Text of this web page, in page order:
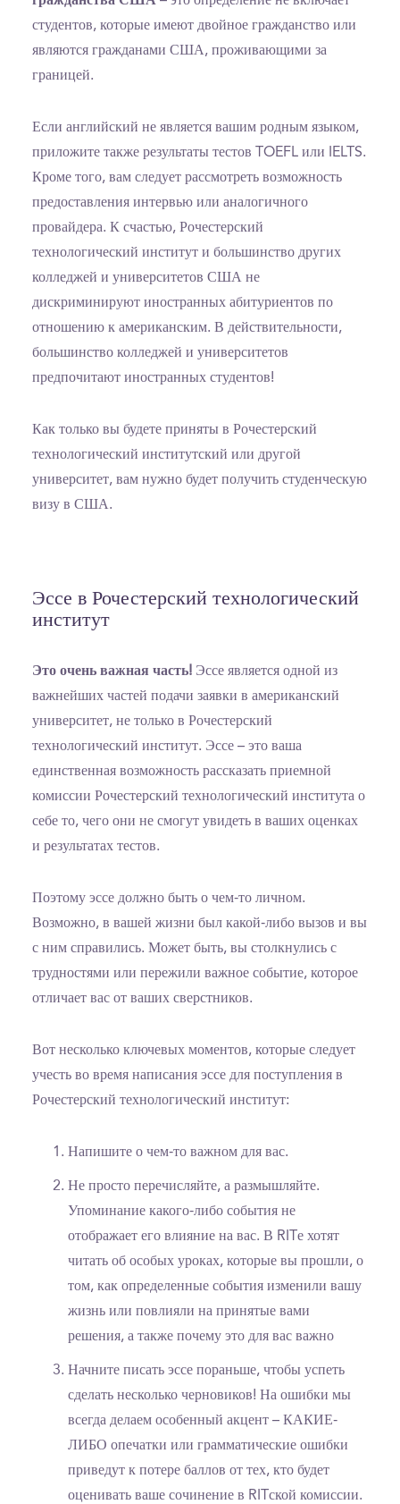
студентов, которые имеют двойное гражданство или
являются гражданами США, проживающими за
границей.
Если английский не является вашим родным языком,
приложите также результаты тестов TOEFL или IELTS.
Кроме того, вам следует рассмотреть возможность
предоставления интервью или аналогичного
провайдера. К счастью, Рочестерский
технологический институт и большинство других
колледжей и университетов США не
дискриминируют иностранных абитуриентов по
отношению к американским. В действительности,
большинство колледжей и университетов
предпочитают иностранных студентов!
Как только вы будете приняты в Рочестерский
технологический институтский или другой
университет, вам нужно будет получить студенческую
визу в США.
Эссе в Рочестерский технологический
институт
Это очень важная часть! Эссе является одной из
важнейших частей подачи заявки в американский
университет, не только в Рочестерский
технологический институт. Эссе – это ваша
единственная возможность рассказать приемной
комиссии Рочестерский технологический института о
себе то, чего они не смогут увидеть в ваших оценках
и результатах тестов.
Поэтому эссе должно быть о чем-то личном.
Возможно, в вашей жизни был какой-либо вызов и вы
с ним справились. Может быть, вы столкнулись с
трудностями или пережили важное событие, которое
отличает вас от ваших сверстников.
Вот несколько ключевых моментов, которые следует
учесть во время написания эссе для поступления в
Рочестерский технологический институт:
Напишите о чем-то важном для вас.
Не просто перечисляйте, а размышляйте.
Упоминание какого-либо события не
отображает его влияние на вас. В RITе хотят
читать об особых уроках, которые вы прошли, о
том, как определенные события изменили вашу
жизнь или повлияли на принятые вами
решения, а также почему это для вас важно
Начните писать эссе пораньше, чтобы успеть
сделать несколько черновиков! На ошибки мы
всегда делаем особенный акцент – КАКИЕ-
ЛИБО опечатки или грамматические ошибки
приведут к потере баллов от тех, кто будет
оценивать ваше сочинение в RITской комиссии.